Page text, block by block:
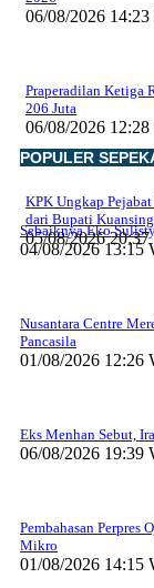
06/08/2026
Praperadilan Ketiga
206 Juta
06/08/2026
KPK Ungkap
dari Bupati Kuansing
05/08/2026
POPULER
Sebaiknya Eko
04/08/2026 13:15
Nusantara Centre
Pancasila
01/08/2026 12:26
Eks Menhan Sebut,
06/08/2026 19:39
Pembahasan Perpres
Mikro
01/08/2026 14:15